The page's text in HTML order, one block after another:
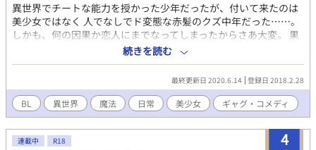
異世界でチートな能力を授かった少年だったが、付いて来たのは
美少女ではなく 人でなしでド変態な赤髪のクズ中年だった……。
しかも、何の因果か恋人にまでなってしまったからさあ大変。 果
たして少年は恋人に見つからずに童貞を捨てられるのだろうか。
そんな感じで繰り広げられる、異世界でのドタバタな日常まん
が。 個人的趣味で女の子も沢山出ます。 --------------------- 【カッ
プリング】 人でなしのクズ中年魔法剣士×意地っ張りチート少
年。 加えて、あとでクマ獣人の中年攻めが出てきます。 少年は総
受けで、総愛され気味。 ※注意！※ 少年の恋人であるクズ中年が
モブおじさんみたいな事しか言わないので そう言うノリが嫌いな
人はご注意ください！
続きを読む
最終更新日 2020.6.14 登録日 2018.2.28
BL 異世界 魔法 日常 美少女 ギャグ・コメディ
4
連載中 R18